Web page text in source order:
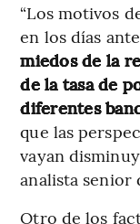
“Los motivos
en los días
miedos de la
de la tasa de
diferentes
que las
vayan
analista senior
Otro de los